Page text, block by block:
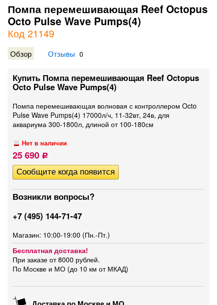
Помпа перемешивающая Reef Octopus
Octo Pulse Wave Pumps(4)
Код 21149
Обзор Отзывы 0
Купить Помпа перемешивающая Reef Octopus
Octo Pulse Wave Pumps(4)
Помпа перемешивающая волновая с контроллером Octo
Pulse Wave Pumps(4) 17000л/ч, 11-32вт, 24в, для
аквариума 300-1800л, длиной от 100-180см
Нет в наличии
25 690 Р
Возникли вопросы?
+7 (495) 144-71-47
Магазин: 10:00-19:00 (Пн.-Пт.)
Бесплатная доставка!
При заказе от 8000 рублей.
По Москве и МО (до 10 км от МКАД)